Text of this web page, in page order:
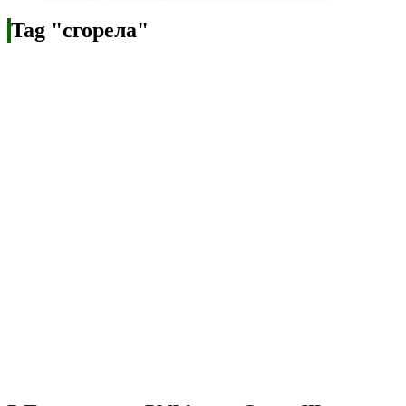
Tag "сгорела"